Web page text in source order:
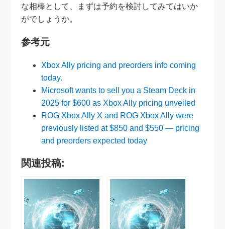
な相棒として、まずは予約を検討してみてはいか
がでしょうか。
参考元
Xbox Ally pricing and preorders info coming
today.
Microsoft wants to sell you a Steam Deck in
2025 for $600 as Xbox Ally pricing unveiled
ROG Xbox Ally X and ROG Xbox Ally were
previously listed at $850 and $550 — pricing
and preorders expected today
関連投稿: